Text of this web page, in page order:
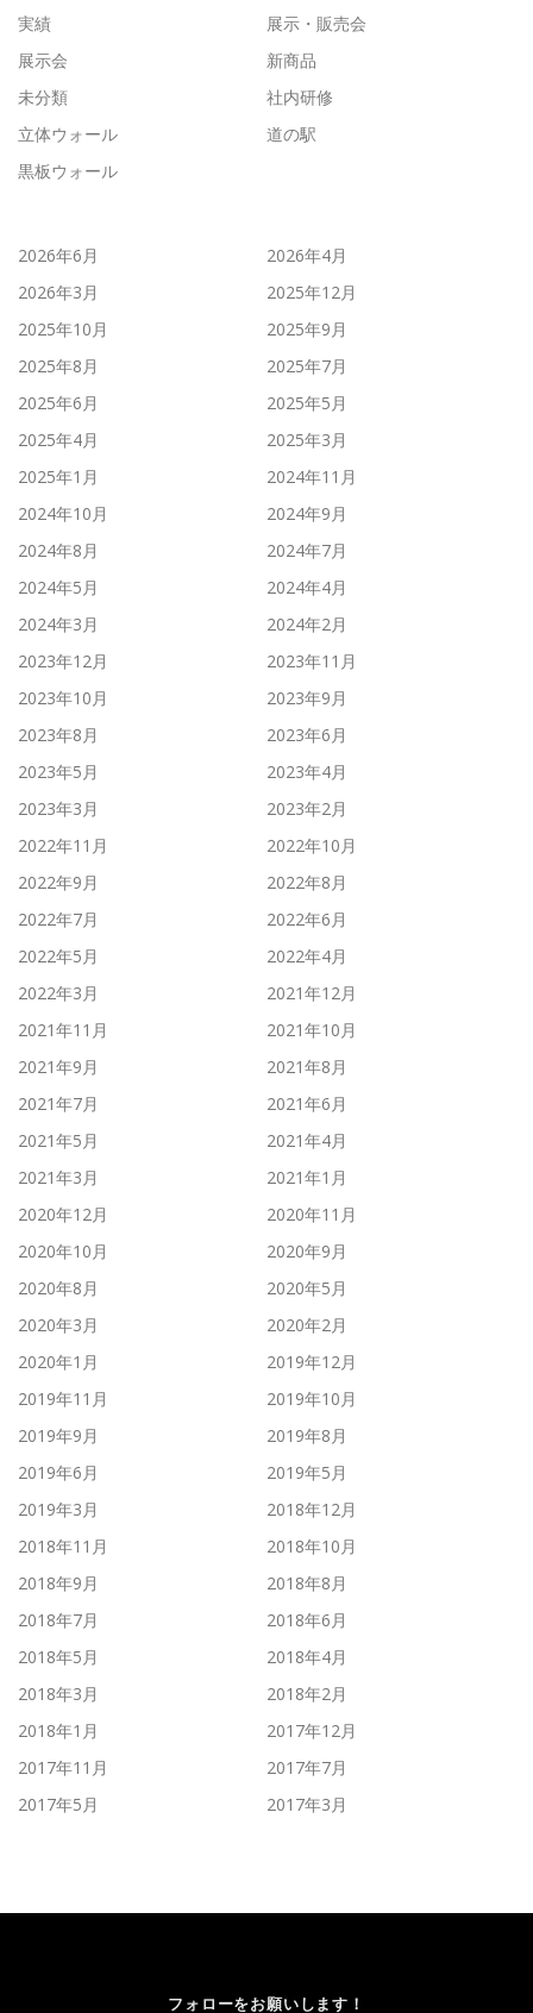
実績
展示・販売会
展示会
新商品
未分類
社内研修
立体ウォール
道の駅
黒板ウォール
2026年6月
2026年4月
2026年3月
2025年12月
2025年10月
2025年9月
2025年8月
2025年7月
2025年6月
2025年5月
2025年4月
2025年3月
2025年1月
2024年11月
2024年10月
2024年9月
2024年8月
2024年7月
2024年5月
2024年4月
2024年3月
2024年2月
2023年12月
2023年11月
2023年10月
2023年9月
2023年8月
2023年6月
2023年5月
2023年4月
2023年3月
2023年2月
2022年11月
2022年10月
2022年9月
2022年8月
2022年7月
2022年6月
2022年5月
2022年4月
2022年3月
2021年12月
2021年11月
2021年10月
2021年9月
2021年8月
2021年7月
2021年6月
2021年5月
2021年4月
2021年3月
2021年1月
2020年12月
2020年11月
2020年10月
2020年9月
2020年8月
2020年5月
2020年3月
2020年2月
2020年1月
2019年12月
2019年11月
2019年10月
2019年9月
2019年8月
2019年6月
2019年5月
2019年3月
2018年12月
2018年11月
2018年10月
2018年9月
2018年8月
2018年7月
2018年6月
2018年5月
2018年4月
2018年3月
2018年2月
2018年1月
2017年12月
2017年11月
2017年7月
2017年5月
2017年3月
フォローをお願いします！